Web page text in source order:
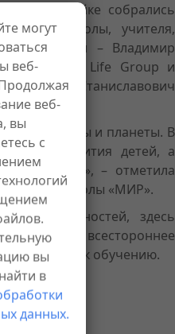
линейке собрались
школы, учителя,
гости – Владимир
Askona Life Group и
Сергей Станиславович
школы и планеты. В
для развития детей, а
сами дети», – отметила
школы «МИР».
возможностей, здесь
база, всестороннее
подход к обучению.
новостям
могут
веб-
веб-
вы
с
вы
в
данных.